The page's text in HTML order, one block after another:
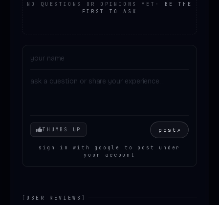
NO QUESTIONS OR OPINIONS YET ·
BE THE
FIRST TO ASK
Your mood
THUMBS UP post ↗
sign in with google to post under
your account
[ USER REVIEWS ]